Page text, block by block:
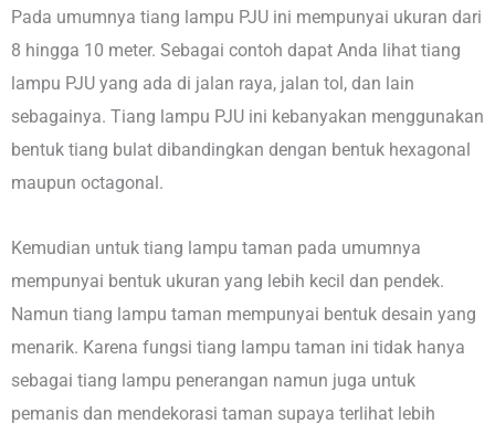
Pada umumnya tiang lampu PJU ini mempunyai ukuran dari
8 hingga 10 meter. Sebagai contoh dapat Anda lihat tiang
lampu PJU yang ada di jalan raya, jalan tol, dan lain
sebagainya. Tiang lampu PJU ini kebanyakan menggunakan
bentuk tiang bulat dibandingkan dengan bentuk hexagonal
maupun octagonal.
Kemudian untuk tiang lampu taman pada umumnya
mempunyai bentuk ukuran yang lebih kecil dan pendek.
Namun tiang lampu taman mempunyai bentuk desain yang
menarik. Karena fungsi tiang lampu taman ini tidak hanya
sebagai tiang lampu penerangan namun juga untuk
pemanis dan mendekorasi taman supaya terlihat lebih